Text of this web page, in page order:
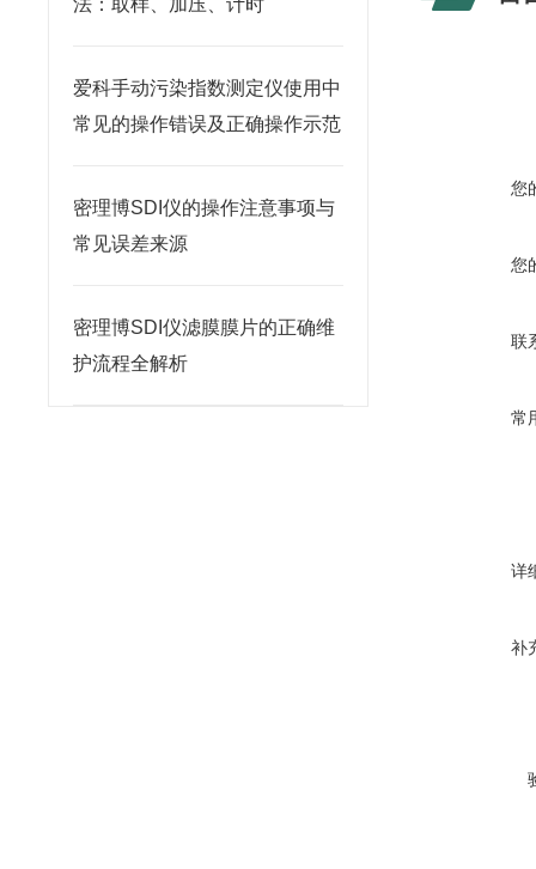
法：取样、加压、计时
爱科手动污染指数测定仪使用中
常见的操作错误及正确操作示范
密理博SDI仪的操作注意事项与
常见误差来源
密理博SDI仪滤膜膜片的正确维
护流程全解析
您
您
联
常
详
补